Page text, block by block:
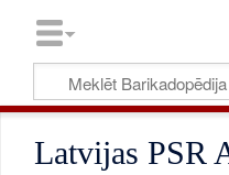
Latvijas PSR